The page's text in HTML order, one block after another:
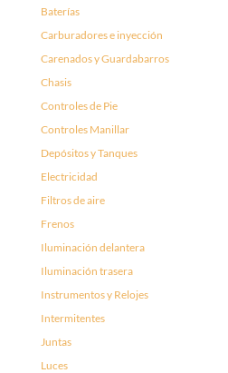
Baterías
Carburadores e inyección
Carenados y Guardabarros
Chasis
Controles de Pie
Controles Manillar
Depósitos y Tanques
Electricidad
Filtros de aire
Frenos
Iluminación delantera
Iluminación trasera
Instrumentos y Relojes
Intermitentes
Juntas
Luces